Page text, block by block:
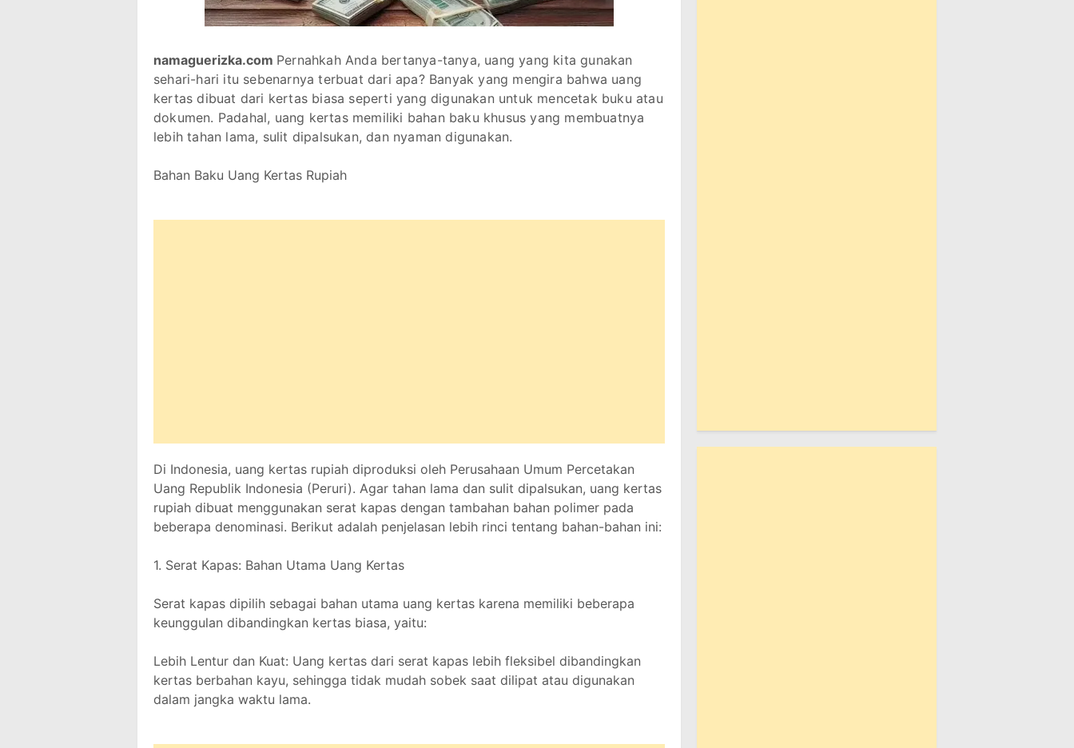
namaguerizka.com Pernahkah Anda bertanya-tanya, uang yang kita gunakan
sehari-hari itu sebenarnya terbuat dari apa? Banyak yang mengira bahwa uang
kertas dibuat dari kertas biasa seperti yang digunakan untuk mencetak buku atau
dokumen. Padahal, uang kertas memiliki bahan baku khusus yang membuatnya
lebih tahan lama, sulit dipalsukan, dan nyaman digunakan.
Bahan Baku Uang Kertas Rupiah
Di Indonesia, uang kertas rupiah diproduksi oleh Perusahaan Umum Percetakan
Uang Republik Indonesia (Peruri). Agar tahan lama dan sulit dipalsukan, uang kertas
rupiah dibuat menggunakan serat kapas dengan tambahan bahan polimer pada
beberapa denominasi. Berikut adalah penjelasan lebih rinci tentang bahan-bahan ini:
1. Serat Kapas: Bahan Utama Uang Kertas
Serat kapas dipilih sebagai bahan utama uang kertas karena memiliki beberapa
keunggulan dibandingkan kertas biasa, yaitu:
Lebih Lentur dan Kuat: Uang kertas dari serat kapas lebih fleksibel dibandingkan
kertas berbahan kayu, sehingga tidak mudah sobek saat dilipat atau digunakan
dalam jangka waktu lama.